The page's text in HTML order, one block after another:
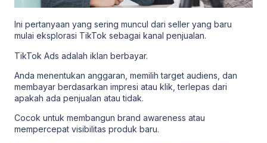
Ini pertanyaan yang sering muncul dari seller yang baru
mulai eksplorasi TikTok sebagai kanal penjualan.
TikTok Ads adalah iklan berbayar.
Anda menentukan anggaran, memilih target audiens, dan
membayar berdasarkan impresi atau klik, terlepas dari
apakah ada penjualan atau tidak.
Cocok untuk membangun brand awareness atau
mempercepat visibilitas produk baru.